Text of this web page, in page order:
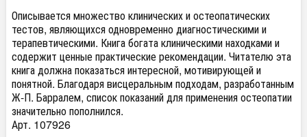
Описывается множество клинических и остеопатических
тестов, являющихся одновременно диагностическими и
терапевтическими. Книга богата клиническими находками и
содержит ценные практические рекомендации. Читателю эта
книга должна показаться интересной, мотивирующей и
понятной. Благодаря висцеральным подходам, разработанным
Ж-П. Барралем, список показаний для применения остеопатии
значительно пополнился.
Арт. 107926